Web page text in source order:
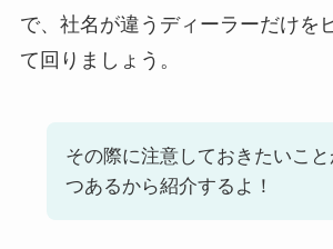
で、社名が違うディーラーだけを
て回りましょう。
その際に注意しておきたいこ
つあるから紹介するよ！